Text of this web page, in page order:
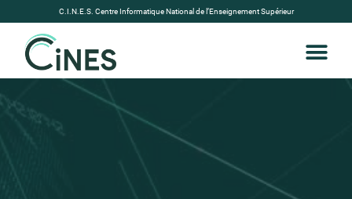
C.I.N.E.S. Centre Informatique National de l’Enseignement Supérieur